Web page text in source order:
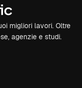
migliori lavori. Oltre
agenzie e studi.